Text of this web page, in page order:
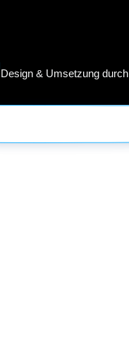
Design & Umsetzung durch